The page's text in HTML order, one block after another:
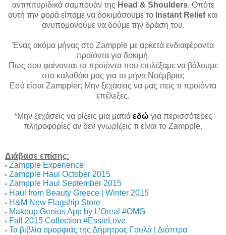
αντιπιτυριδικά σαμπουάν της Head & Shoulders. Οπότε
αυτή την φορά είπαμε να δοκιμάσουμε το Instant Reliefκαι
ανυπομονούμε να δούμε την δράση του.
Ένας ακόμα μήνας στο Zampple με αρκετά ενδιαφέροντα
προϊόντα για δοκιμή.
Πως σου φαίνονται τα προϊόντα που επιλέξαμε να βάλουμε
στο καλαθάκι μας για το μήνα Νοέμβριο;
Εσύ είσαι Zamppler; Μην ξεχάσεις να μας πεις τι προϊόντα
επέλεξες.
*Μην ξεχάσεις να ρίξεις μια ματιά εδώ για περισσότερες
πληροφορίες αν δεν γνωρίζεις τι είναι το Zampple.
Διάβασε επίσης:
• Zampple Experience
• Zampple Haul October 2015
• Zampple Haul September 2015
• Haul from Beauty Greece | Winter 2015
• H&M New Flagship Store
• Makeup Genius App by L'Oreal #OMG
• Fall 2015 Collection #EssieLove
• Τα βιβλία ομορφιάς της Δήμητρας Γουλά | Διόπτρα